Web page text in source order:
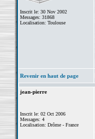
Inscrit le: 30 Nov 2002
Messages: 31868
Localisation: Toulouse
Revenir en haut de page
jean-pierre
Inscrit le: 02 Oct 2006
Messages: 4
Localisation: Drôme - France